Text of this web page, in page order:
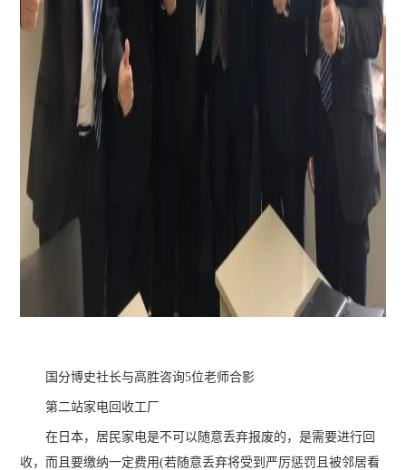
国分博史社长与高胜咨询5位老师合影
第二站家电回收工厂
在日本，居民家电是不可以随意丢弃报废的，是需要进行回
收，而且要缴纳一定费用(若随意丢弃将受到严厉惩罚且被邻居看